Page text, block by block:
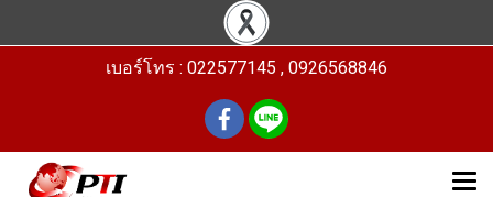
เบอร์โทร : 022577145 , 0926568846